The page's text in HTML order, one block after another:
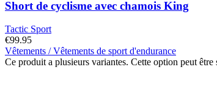
Short de cyclisme avec chamois King
Tactic Sport
€99.95
Vêtements / Vêtements de sport d'endurance
Ce produit a plusieurs variantes. Cette option peut